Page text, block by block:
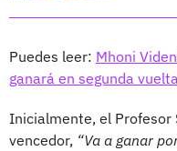
Puedes leer: Mhoni
ganará en segunda
Inicialmente, el Profesor
vencedor, “Va a ganar